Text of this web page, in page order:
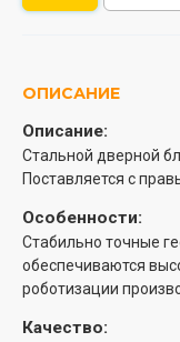
ОПИСАНИЕ
Описание:
Стальной дверной
Поставляется с
Особенности:
Стабильно точные
обеспечиваются
роботизации
Качество: